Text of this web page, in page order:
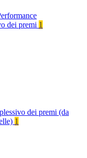
dei premi 1
dei premi (da
1